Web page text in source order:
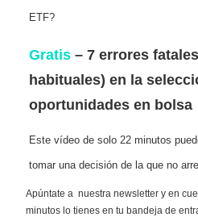
ETF?
Gratis – 7 errores
habituales) en la
oportunidades en bolsa
Este vídeo de solo 22 minutos
tomar una decisión de la que no
Apúntate a nuestra newsletter y en
minutos lo tienes en tu bandeja de